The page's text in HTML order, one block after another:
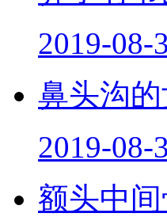
2019-08-
鼻头沟
2019-08-
额头中